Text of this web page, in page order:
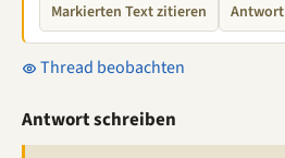
Markierten Text zitieren Antwort
Thread beobachten
Antwort schreiben